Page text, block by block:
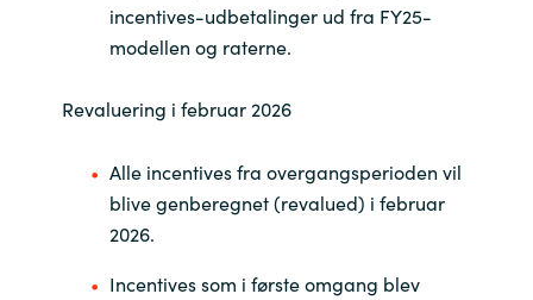
Latvia
Middle East
Netherlands
incentives-udbetalinger ud fra FY25-
modellen og raterne.
Revaluering i februar 2026
Alle incentives fra overgangsperioden vil
blive genberegnet (revalued) i februar
2026.
Incentives som i første omgang blev